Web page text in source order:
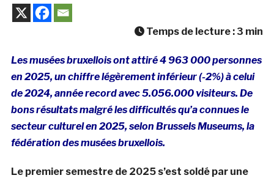
Temps de lecture : 3 min
Les musées bruxellois ont attiré 4 963 000 personnes
en 2025, un chiffre légèrement inférieur (-2%) à celui
de 2024, année record avec 5.056.000 visiteurs. De
bons résultats malgré les difficultés qu’a connues le
secteur culturel en 2025, selon Brussels Museums, la
fédération des musées bruxellois.
Le premier semestre de 2025 s’est soldé par une